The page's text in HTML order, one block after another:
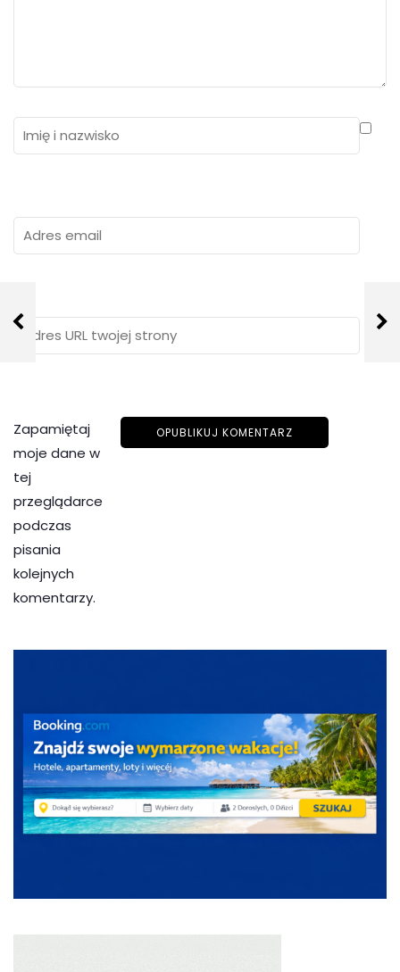
Zapamiętaj
moje dane w
tej
przeglądarce
podczas
pisania
kolejnych
komentarzy.